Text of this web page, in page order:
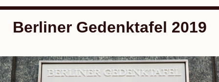
Berliner Gedenktafel 2019